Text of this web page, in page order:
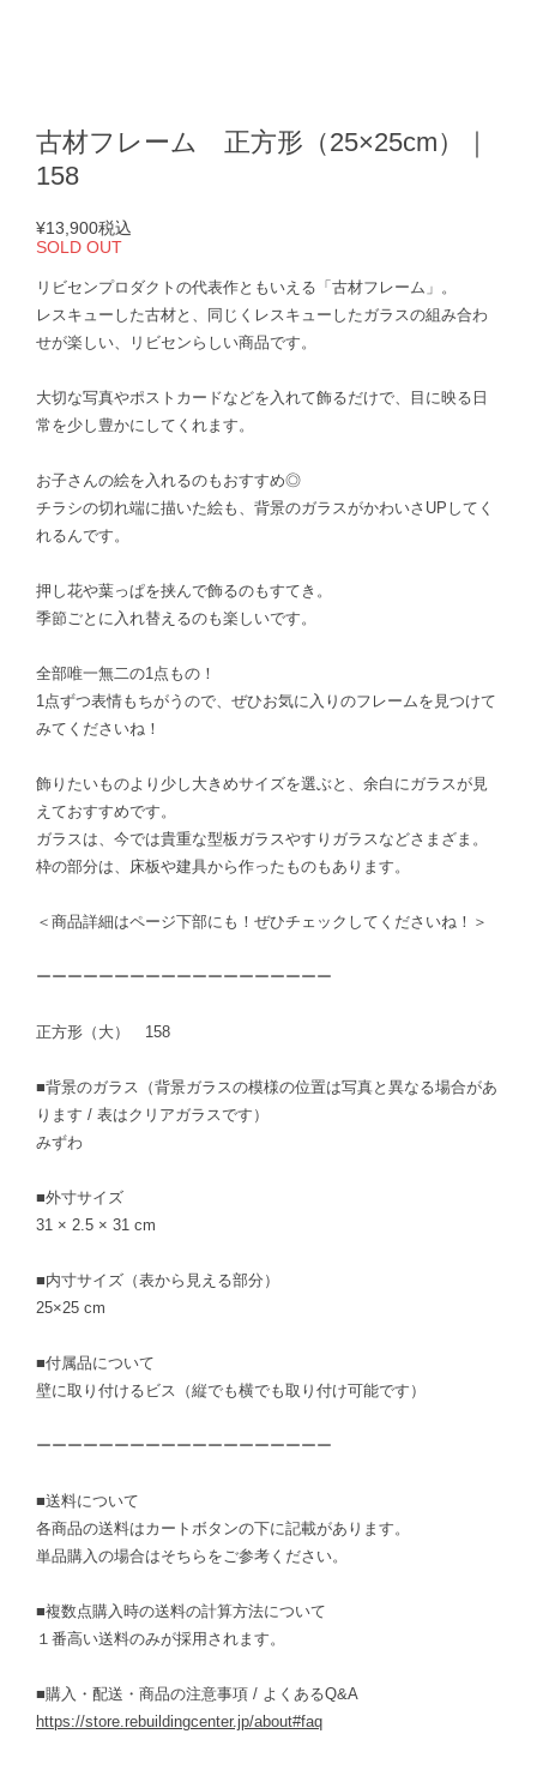
古材フレーム 正方形（25×25cm）｜
158
¥13,900税込
SOLD OUT
リビセンプロダクトの代表作ともいえる「古材フレーム」。
レスキューした古材と、同じくレスキューしたガラスの組み合わ
せが楽しい、リビセンらしい商品です。
大切な写真やポストカードなどを入れて飾るだけで、目に映る日
常を少し豊かにしてくれます。
お子さんの絵を入れるのもおすすめ◎
チラシの切れ端に描いた絵も、背景のガラスがかわいさUPしてく
れるんです。
押し花や葉っぱを挟んで飾るのもすてき。
季節ごとに入れ替えるのも楽しいです。
全部唯一無二の1点もの！
1点ずつ表情もちがうので、ぜひお気に入りのフレームを見つけて
みてくださいね！
飾りたいものより少し大きめサイズを選ぶと、余白にガラスが見
えておすすめです。
ガラスは、今では貴重な型板ガラスやすりガラスなどさまざま。
枠の部分は、床板や建具から作ったものもあります。
＜商品詳細はページ下部にも！ぜひチェックしてくださいね！＞
ーーーーーーーーーーーーーーーーーーー
正方形（大） 158
■背景のガラス（背景ガラスの模様の位置は写真と異なる場合があ
ります / 表はクリアガラスです）
みずわ
■外寸サイズ
31 × 2.5 × 31 cm
■内寸サイズ（表から見える部分）
25×25 cm
■付属品について
壁に取り付けるビス（縦でも横でも取り付け可能です）
ーーーーーーーーーーーーーーーーーーー
■送料について
各商品の送料はカートボタンの下に記載があります。
単品購入の場合はそちらをご参考ください。
■複数点購入時の送料の計算方法について
１番高い送料のみが採用されます。
■購入・配送・商品の注意事項 / よくあるQ&A
https://store.rebuildingcenter.jp/about#faq